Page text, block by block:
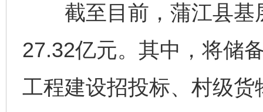
截至目前，蒲江县基
27.32亿元。其中，将储
工程建设招投标、村级